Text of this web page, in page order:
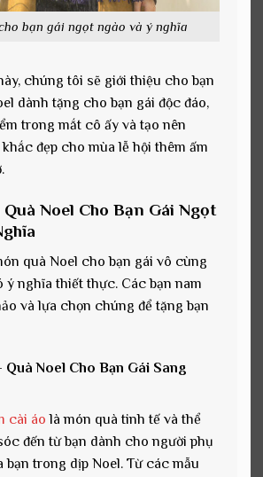
bạn gái ngọt ngào và ý nghĩa
chúng tôi sẽ giới thiệu cho bạn
dành tặng cho bạn gái độc đáo,
trong mắt cô ấy và tạo nên
đẹp cho mùa lễ hội thêm ấm
Noel Cho Bạn Gái Ngọt
quà Noel cho bạn gái vô cùng
ý nghĩa thiết thực. Các bạn nam
và lựa chọn chúng để tặng bạn
Quà Noel Cho Bạn Gái Sang
cài áo là món quà tinh tế và thể
đến từ bạn dành cho người phụ
bạn trong dịp Noel. Từ các mẫu